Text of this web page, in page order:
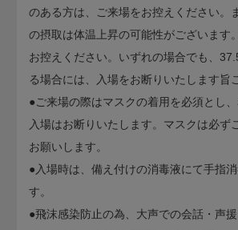
のある方は、ご来場をお控えください。
の摂取は体温上昇の可能性がございます
お控えください。いずれの場合でも、
る場合には、入場をお断りいたします旨
●ご来場の際はマスクの着用を必須とし
入場はお断りいたします。マスクは必ず
お願いします。
●入場時は、備え付けの消毒液にて手指
す。
●飛沫感染防止の為、大声での会話・声